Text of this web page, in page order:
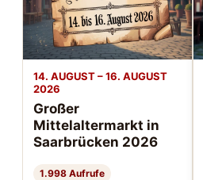
14. AUGUST – 16. AUGUST
2026
Großer
Mittelaltermarkt in
Saarbrücken 2026
1.998 Aufrufe